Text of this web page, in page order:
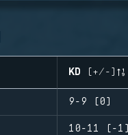
KD (+/-)
9-9 (0)
10-11 (-1)